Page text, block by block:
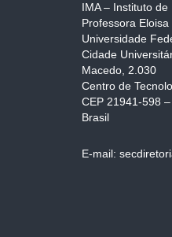
IMA – Instituto
Professora Eloisa
Universidade
Cidade
Macedo, 2.030
Centro de
CEP 21941-598
Brasil
E-mail: